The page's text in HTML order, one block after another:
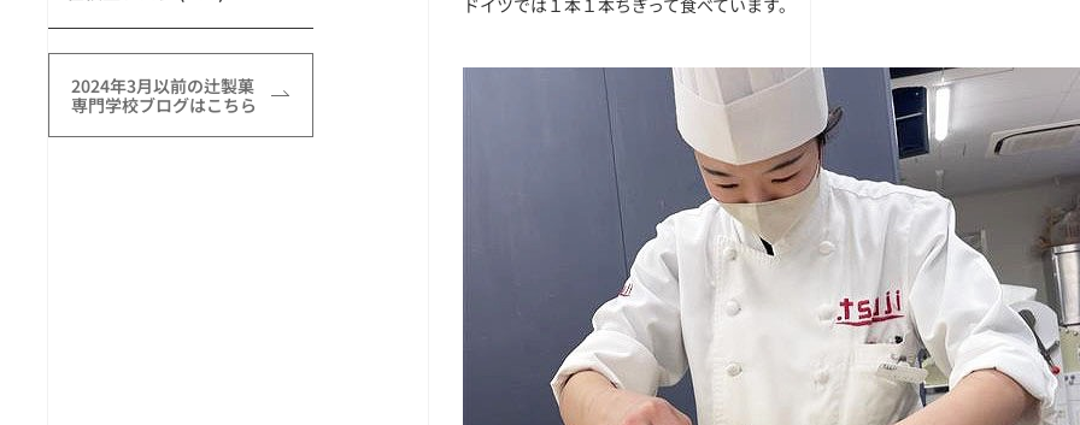
2024年3月以前の辻製菓
専門学校ブログはこちら
ドイツでは１本１本ちぎって食べています。